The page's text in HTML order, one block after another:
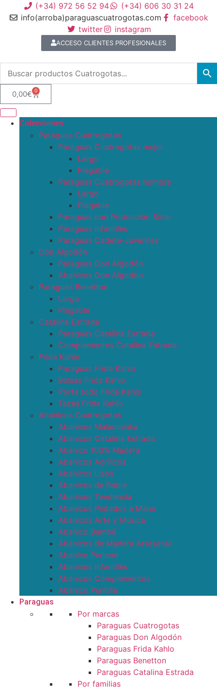
(+34) 972 56 52 94
(+34) 606 30 31 24
info(arroba)paraguascuatrogotas.com
facebook
twitter
instagram
ACCESO CLIENTES PROFESIONALES
0,00€ 0
Colecciones
Paraguas Cuatrogotas
Paraguas Cuatrogotas mujer
Largo
Plegable
Paraguas Cuatrogotas hombre
Largo
Plegable
Paraguas con Protección Solar
Paraguas infantiles
Paraguas Cadete-Juveniles
Don Algodón
Paraguas Don Algodón
Abanicos Don Algodon
Paraguas Benetton
Largo
Plegable
Catalina Estrada
Paraguas Catalina Estrada
Complementos Catalina Estrada
Frida Kahlo
Paraguas Frida Kahlo
Bolsas Frida Kahlo
Porta todo Frida Kahlo
Tazas Frida Kahlo
Abanicos Cuatrogotas
Abanicos Malamalaka
Abanicos Catalina Estrada
Abanico 100% Madera
Abanicos Acrílicos
Abanicos Lisos
Abanicos de Roble
Abanicos Tendencia
Abanicos Pintados a Mano
Abanicos Arte y Música
Abanico Bambú
Abanicos de Madera Artesanal
Abanico Pericon
Abanicos Infantiles
Abanicos Complementos
Abanico Puntilla
Paraguas
Por marcas
Paraguas Cuatrogotas
Paraguas Don Algodón
Paraguas Frida Kahlo
Paraguas Benetton
Paraguas Catalina Estrada
Por familias